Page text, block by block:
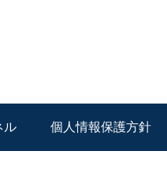
ル 個人情報保護方針